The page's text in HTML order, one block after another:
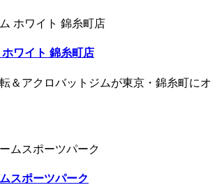
ワイト 錦糸町店
＆アクロバットジムが東京・錦糸町にオ
スポーツパーク